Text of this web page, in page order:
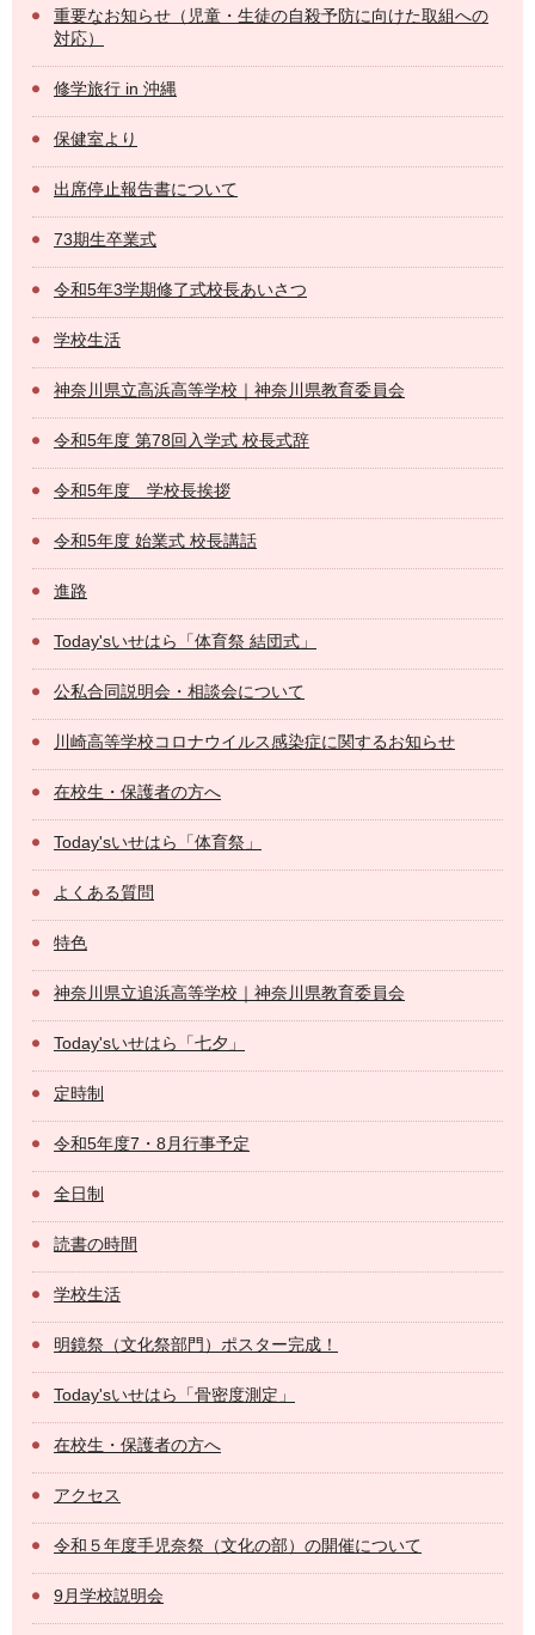
重要なお知らせ（児童・生徒の自殺予防に向けた取組への
対応）
修学旅行 in 沖縄
保健室より
出席停止報告書について
73期生卒業式
令和5年3学期修了式校長あいさつ
学校生活
神奈川県立高浜高等学校｜神奈川県教育委員会
令和5年度 第78回入学式 校長式辞
令和5年度 学校長挨拶
令和5年度 始業式 校長講話
進路
Today'sいせはら「体育祭 結団式」
公私合同説明会・相談会について
川崎高等学校コロナウイルス感染症に関するお知らせ
在校生・保護者の方へ
Today'sいせはら「体育祭」
よくある質問
特色
神奈川県立追浜高等学校｜神奈川県教育委員会
Today'sいせはら「七夕」
定時制
令和5年度7・8月行事予定
全日制
読書の時間
学校生活
明鏡祭（文化祭部門）ポスター完成！
Today'sいせはら「骨密度測定」
在校生・保護者の方へ
アクセス
令和５年度手児奈祭（文化の部）の開催について
9月学校説明会